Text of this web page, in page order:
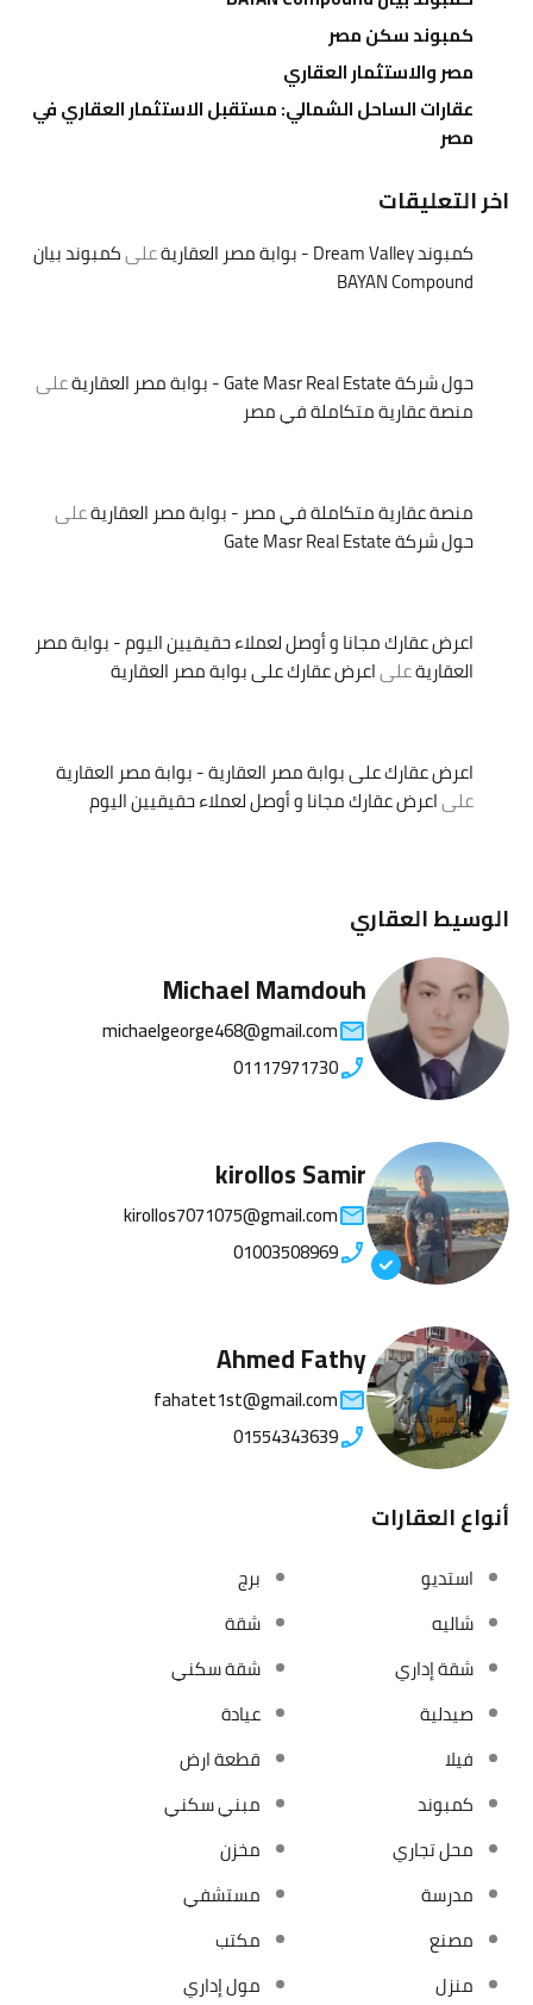
كمبوند سكن مصر
مصر والاستثمار العقاري
عقارات الساحل الشمالي: مستقبل الاستثمار العقاري في
مصر
اخر التعليقات
كمبوند Dream Valley - بوابة مصر العقارية علىكمبوند بيان
BAYAN Compound
حول شركة Gate Masr Real Estate - بوابة مصر العقارية
على
منصة عقارية متكاملة في مصر
منصة عقارية متكاملة في مصر - بوابة مصر العقاريةعلى
حول شركة Gate Masr Real Estate
اعرض عقارك مجانا و أوصل لعملاء حقيقيين اليوم - بوابة مصر
العقاريةعلىاعرض عقارك على بوابة مصر العقارية
اعرض عقارك على بوابة مصر العقارية - بوابة مصر العقارية
علىاعرض عقارك مجانا و أوصل لعملاء حقيقيين اليوم
الوسيط العقاري
Michael Mamdouh
michaelgeorge468@gmail.com
01117971730
kirollos Samir
kirollos7071075@gmail.com
01003508969
Ahmed Fathy
fahatet1st@gmail.com
01554343639
أنواع العقارات
استديو
برج
شاليه
شقة
شقة إداري
شقة سكني
صيدلية
عيادة
فيلا
قطعة ارض
كمبوند
مبني سكني
محل تجاري
مخزن
مدرسة
مستشفي
مصنع
مكتب
منزل
مول إداري